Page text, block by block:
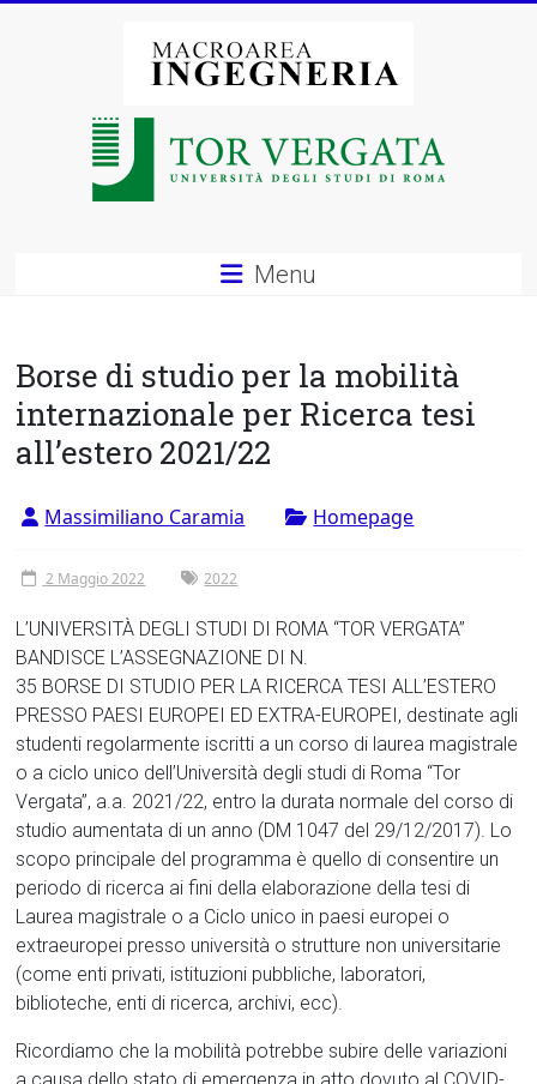
Macroarea
degli
Studi
di
Roma
Tor
Vergata
Menu
Borse di studio per la mobilità
internazionale per Ricerca tesi
all’estero 2021/22
Massimiliano Caramia Homepage
2 Maggio 2022 2022
L’UNIVERSITÀ DEGLI STUDI DI ROMA “TOR VERGATA”
BANDISCE L’ASSEGNAZIONE DI N.
35 BORSE DI STUDIO PER LA RICERCA TESI ALL’ESTERO
PRESSO PAESI EUROPEI ED EXTRA-EUROPEI, destinate agli
studenti regolarmente iscritti a un corso di laurea magistrale
o a ciclo unico dell’Università degli studi di Roma “Tor
Vergata”, a.a. 2021/22, entro la durata normale del corso di
studio aumentata di un anno (DM 1047 del 29/12/2017). Lo
scopo principale del programma è quello di consentire un
periodo di ricerca ai fini della elaborazione della tesi di
Laurea magistrale o a Ciclo unico in paesi europei o
extraeuropei presso università o strutture non universitarie
(come enti privati, istituzioni pubbliche, laboratori,
biblioteche, enti di ricerca, archivi, ecc).
Ricordiamo che la mobilità potrebbe subire delle variazioni